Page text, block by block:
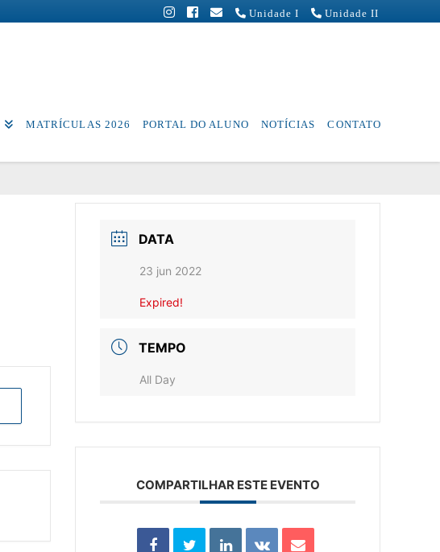
Unidade I Unidade II
MATRÍCULAS 2026 PORTAL DO ALUNO NOTÍCIAS CONTATO
DATA
23 jun 2022
Expired!
TEMPO
All Day
COMPARTILHAR ESTE EVENTO